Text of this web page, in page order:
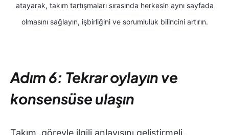
atayarak, takım tartışmaları sırasında herkesin aynı sayfada
olmasını sağlayın, işbirliğini ve sorumluluk bilincini artırın.
Adım 6: Tekrar oylayın ve
konsensüse ulaşın
Takım, görevle ilgili anlayışını geliştirmeli,